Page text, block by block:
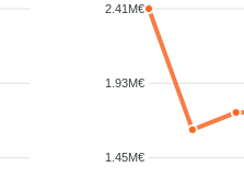
2.41M€
1.93M€
1.45M€